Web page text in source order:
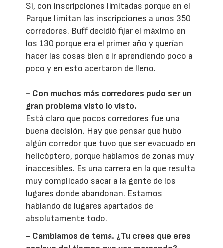
Sí, con inscripciones limitadas porque en el
Parque limitan las inscripciones a unos 350
corredores. Buff decidió fijar el máximo en
los 130 porque era el primer año y querían
hacer las cosas bien e ir aprendiendo poco a
poco y en esto acertaron de lleno.
- Con muchos más corredores pudo ser un
gran problema visto lo visto.
Está claro que pocos corredores fue una
buena decisión. Hay que pensar que hubo
algún corredor que tuvo que ser evacuado en
helicóptero, porque hablamos de zonas muy
inaccesibles. Es una carrera en la que resulta
muy complicado sacar a la gente de los
lugares donde abandonan. Estamos
hablando de lugares apartados de
absolutamente todo.
- Cambiamos de tema. ¿Tu crees que eres